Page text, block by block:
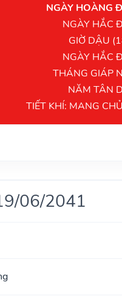
NGÀY HOÀNG
NGÀY HẮC
GIỜ DẬU
NGÀY HẮC
THÁNG GIÁP
NĂM TÂN
TIẾT KHÍ: MANG
06/2041